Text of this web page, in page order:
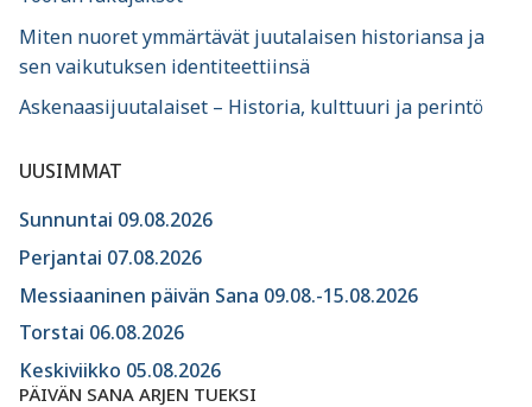
Miten nuoret ymmärtävät juutalaisen historiansa ja
sen vaikutuksen identiteettiinsä
Askenaasijuutalaiset – Historia, kulttuuri ja perintö
UUSIMMAT
Sunnuntai 09.08.2026
Perjantai 07.08.2026
Messiaaninen päivän Sana 09.08.-15.08.2026
Torstai 06.08.2026
Keskiviikko 05.08.2026
PÄIVÄN SANA ARJEN TUEKSI